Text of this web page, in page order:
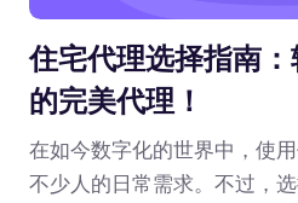
住宅代理选择指南
的完美代理！
在如今数字化的世界中，使
不少人的日常需求。不过，